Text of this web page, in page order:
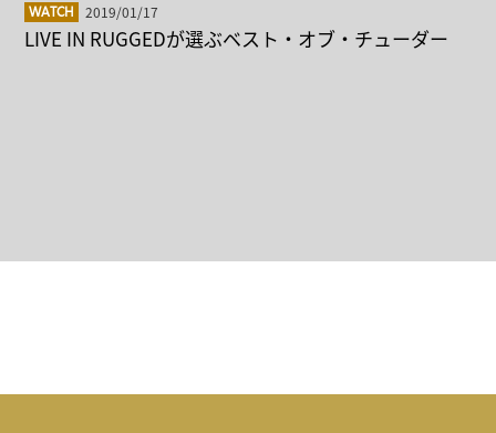
WATCH 2019/01/17
LIVE IN RUGGEDが選ぶベスト・オブ・チューダー